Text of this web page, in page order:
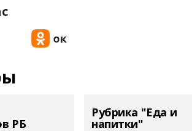
РБ
Рубрика "Еда и
напитки"